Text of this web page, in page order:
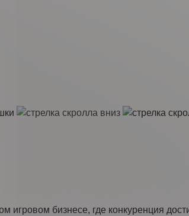
игровом бизнесе, где конкуренция
Нажимая